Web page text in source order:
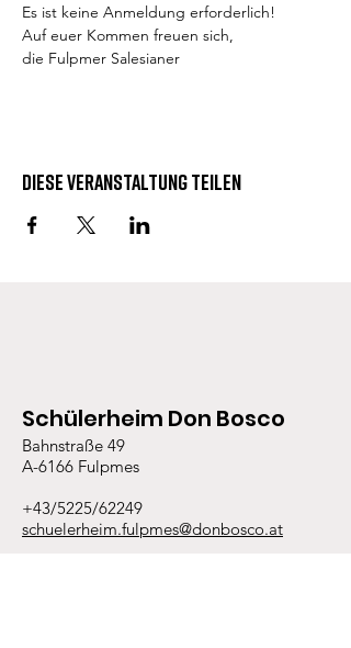
Es ist keine Anmeldung erforderlich!
Auf euer Kommen freuen sich,
die Fulpmer Salesianer
Diese Veranstaltung teilen
Schülerheim Don Bosco
Bahnstraße 49
A-6166 Fulpmes
+43/5225/62249
schuelerheim.fulpmes@donbosco.at